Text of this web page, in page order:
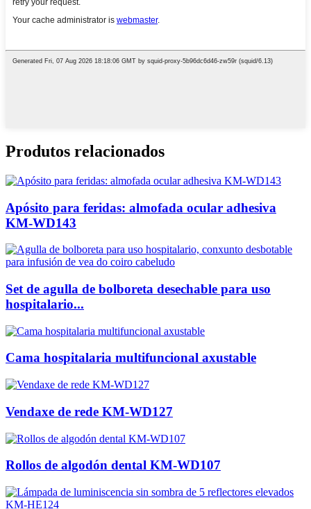
Produtos relacionados
Apósito para feridas: almofada ocular adhesiva
KM-WD143
Set de agulla de bolboreta desechable para uso
hospitalario...
Cama hospitalaria multifuncional axustable
Vendaxe de rede KM-WD127
Rollos de algodón dental KM-WD107